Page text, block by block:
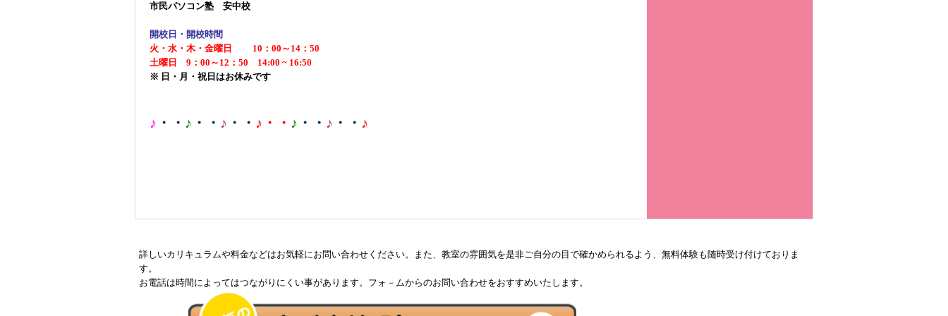
市民パソコン塾 安中校
開校日・開校時間
火・水・木・金曜日 10：00～14：50
土曜日 9：00～12：50 14:00 ~ 16:50
※ 日・月・祝日はお休みです
♪ ・・ ♪ ・・ ♪ ・・ ♪・・ ♪ ・・ ♪ ・・ ♪
詳しいカリキュラムや料金などはお気軽にお問い合わせください。また、教室の雰囲気を是非ご自分の目で確かめられるよう、無料体験も随時受け付けておりま
す。
お電話は時間によってはつながりにくい事があります。フォ－ムからのお問い合わせをおすすめいたします。